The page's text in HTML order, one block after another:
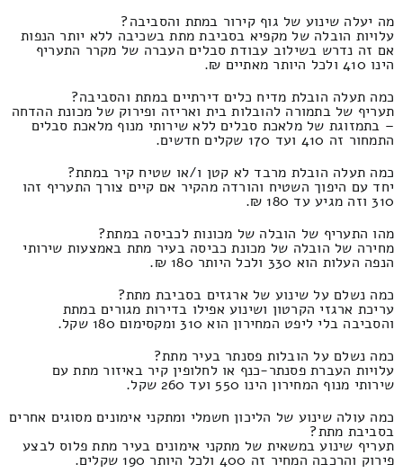
מה יעלה שינוע של גוף קירור במתת והסביבה?
עלויות הובלה של מקפיא בסביבת מתת בשכיבה ללא יותר הנפות
אם זה נדרש בשילוב עבודת סבלים העברה של מקרר התעריף
הינו 410 ולכל היותר מאתיים ₪.
כמה תעלה הובלת מדיח כלים דירתיים במתת והסביבה?
תעריף של בתמורה להובלות בית ואריזה ופירוק של מכונת ההדחה
– בתמזוגת של מלאכת סבלים ללא שירותי מנוף מלאכת סבלים
התמחור זה 410 ועד 170 שקלים חדשים.
כמה תעלה הובלת מרבד לא קטן ו/או שטיח קיר במתת?
יחד עם היפוך השטיח והורדה מהקיר אם קיים צורך התעריף זהו
310 וזה מגיע עד 180 ₪.
מהו התעריף של הובלה של מכונות לכביסה במתת?
מחירה של הובלה של מכונת כביסה בעיר מתת באמצעות שירותי
הנפה העלות הוא 330 ולכל היותר 180 ₪.
כמה נשלם על שינוע של ארגזים בסביבת מתת?
עריכת ארגזי הקרטון ושינוע אפילו בדירות מגורים במתת
והסביבה בלי ליפט המחירון הוא 310 ומקסימום 180 שקל.
כמה נשלם על הובלות פסנתר בעיר מתת?
עלויות העברת פסנתר-כנף או לחלופין קיר באיזור מתת עם
שירותי מנוף המחירון הינו 550 ועד 260 שקל.
כמה עולה שינוע של הליכון חשמלי ומתקני אימונים מסוגים אחרים
בסביבת מתת?
תעריף שינוע במשאית של מתקני אימונים בעיר מתת פלוס לבצע
פירוק והרכבה המחיר זה 400 ולכל היותר 190 שקלים.